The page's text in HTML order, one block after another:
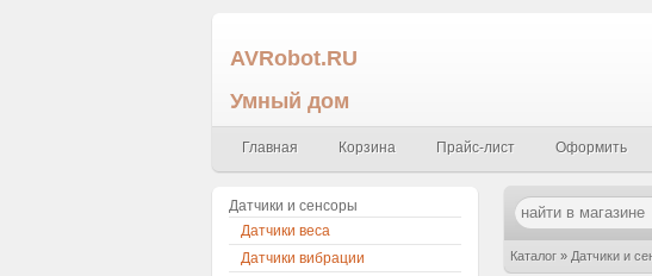
AVRobot.RU
Умный дом
Главная Корзина Прайс-лист Оформить
Каталог » Датчики и
Датчики и сенсоры
Датчики веса
Датчики вибрации